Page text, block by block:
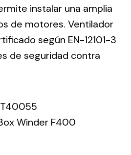
for all kinds of needs.
instalar una amplia
de motores. Ventilador
según EN-12101-3
de seguridad contra
Winder F400